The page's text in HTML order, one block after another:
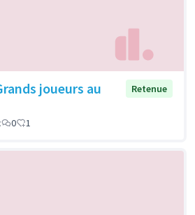
joueurs au
Retenue
0 1